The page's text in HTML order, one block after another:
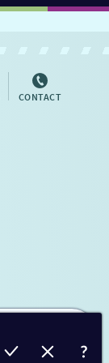
TARIFS
CONTACT
Contact